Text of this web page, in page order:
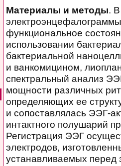
Материалы и методы.
функциональное
использовании
бактериальной
и ванкомицином,
спектральный анализ
мощности различных
определяющих ее
и сопоставлялась ЭЭГ-
интактного полушарий
Регистрация ЭЭГ
электродов,
устанавливаемых перед